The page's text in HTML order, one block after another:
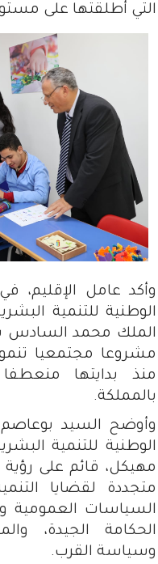
التي أطلقتها على
وأكد عامل الإقليم،
الوطنية للتنمية
مشروعا مجتمعيا
منذ بدايتها
بالمملكة.
وأوضح السيد
الوطنية للتنمية
مهيكل، قائم على
متجددة لقضايا
السياسات العمومية
الحكامة الجيدة،
وسياسة القرب.